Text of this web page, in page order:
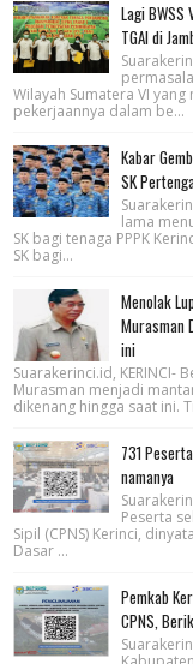
Lagi
TGAI di
Wilayah Sumatera VI
pekerjaannya dalam be...
Kabar
SK
lama
SK bagi tenaga PPPK
SK bagi...
Menolak
Murasman
ini
Suarakerinci.id, KERINCI-
Murasman menjadi
dikenang hingga saat ini.
731
namanya
Peserta
Sipil (CPNS) Kerinci,
Dasar ...
Pemkab
CPNS,